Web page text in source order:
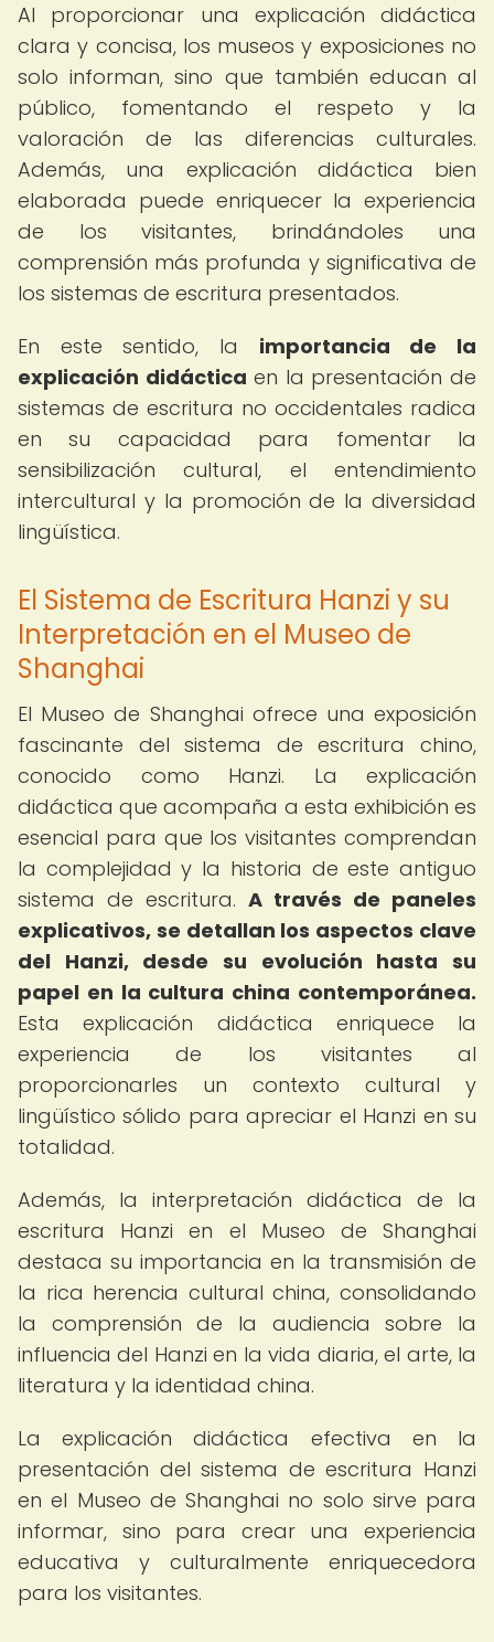
Al proporcionar una explicación didáctica
clara y concisa, los museos y exposiciones no
solo informan, sino que también educan al
público, fomentando el respeto y la
valoración de las diferencias culturales.
Además, una explicación didáctica bien
elaborada puede enriquecer la experiencia
de los visitantes, brindándoles una
comprensión más profunda y significativa de
los sistemas de escritura presentados.
En este sentido, la importancia de la
explicación didáctica en la presentación de
sistemas de escritura no occidentales radica
en su capacidad para fomentar la
sensibilización cultural, el entendimiento
intercultural y la promoción de la diversidad
lingüística.
El Sistema de Escritura Hanzi y su
Interpretación en el Museo de
Shanghai
El Museo de Shanghai ofrece una exposición
fascinante del sistema de escritura chino,
conocido como Hanzi. La explicación
didáctica que acompaña a esta exhibición es
esencial para que los visitantes comprendan
la complejidad y la historia de este antiguo
sistema de escritura. A través de paneles
explicativos, se detallan los aspectos clave
del Hanzi, desde su evolución hasta su
papel en la cultura china contemporánea.
Esta explicación didáctica enriquece la
experiencia de los visitantes al
proporcionarles un contexto cultural y
lingüístico sólido para apreciar el Hanzi en su
totalidad.
Además, la interpretación didáctica de la
escritura Hanzi en el Museo de Shanghai
destaca su importancia en la transmisión de
la rica herencia cultural china, consolidando
la comprensión de la audiencia sobre la
influencia del Hanzi en la vida diaria, el arte, la
literatura y la identidad china.
La explicación didáctica efectiva en la
presentación del sistema de escritura Hanzi
en el Museo de Shanghai no solo sirve para
informar, sino para crear una experiencia
educativa y culturalmente enriquecedora
para los visitantes.